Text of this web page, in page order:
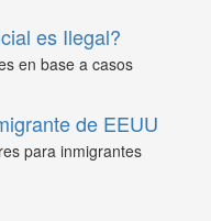
es Ilegal?
en base a casos
de EEUU
para inmigrantes